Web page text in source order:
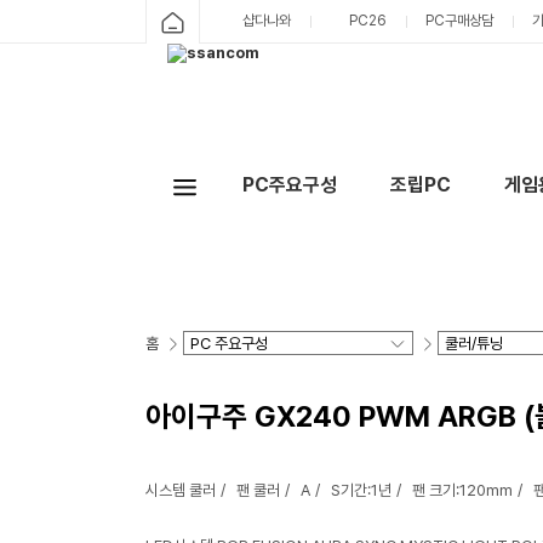
샵다나와 PC26 PC구매상담
PC주요구성 조립PC 게
홈
아이구주 GX240 PWM ARGB (
시스템 쿨러 팬 쿨러 A S기간:1년 팬 크기:120mm